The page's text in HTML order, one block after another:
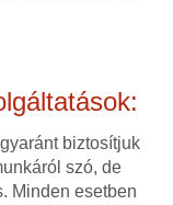
biztosítjuk
szó, de
Minden esetben